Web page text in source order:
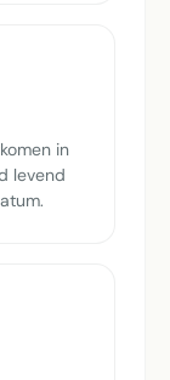
in
levend